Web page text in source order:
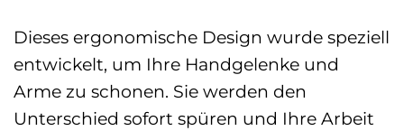
Dieses ergonomische Design wurde speziell
entwickelt, um Ihre Handgelenke und
Arme zu schonen. Sie werden den
Unterschied sofort spüren und Ihre Arbeit